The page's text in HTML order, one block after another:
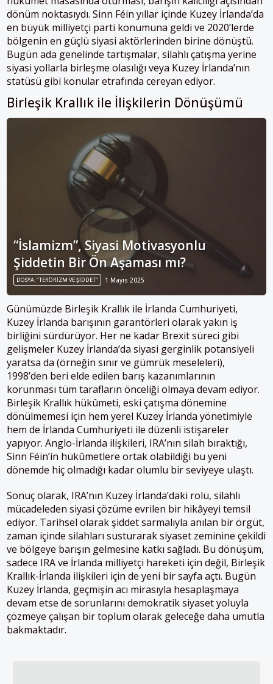
dönüm noktasıydı. Sinn Féin yıllar içinde Kuzey İrlanda’da
en büyük milliyetçi parti konumuna geldi ve 2020’lerde
bölgenin en güçlü siyasi aktörlerinden birine dönüştü.
Bugün ada genelinde tartışmalar, silahlı çatışma yerine
siyasi yollarla birleşme olasılığı veya Kuzey İrlanda’nın
statüsü gibi konular etrafında cereyan ediyor.
Birleşik Krallık ile İlişkilerin Dönüşümü
“İslamizm”, Siyasi Motivasyonlu
Şiddetin Bir Ön Aşaması mı?
DOSYA: "TERÖRIZM VE ŞIDDET" 1 Mayıs 2025
Günümüzde Birleşik Krallık ile İrlanda Cumhuriyeti,
Kuzey İrlanda barışının garantörleri olarak yakın iş
birliğini sürdürüyor. Her ne kadar Brexit süreci gibi
gelişmeler Kuzey İrlanda’da siyasi gerginlik potansiyeli
yaratsa da (örneğin sınır ve gümrük meseleleri),
1998’den beri elde edilen barış kazanımlarının
korunması tüm tarafların önceliği olmaya devam ediyor.
Birleşik Krallık hükûmeti, eski çatışma dönemine
dönülmemesi için hem yerel Kuzey İrlanda yönetimiyle
hem de İrlanda Cumhuriyeti ile düzenli istişareler
yapıyor. Anglo-İrlanda ilişkileri, IRA’nın silah bıraktığı,
Sinn Féin’in hükûmetlere ortak olabildiği bu yeni
dönemde hiç olmadığı kadar olumlu bir seviyeye ulaştı.
Sonuç olarak, IRA’nın Kuzey İrlanda’daki rolü, silahlı
mücadeleden siyasi çözüme evrilen bir hikâyeyi temsil
ediyor. Tarihsel olarak şiddet sarmalıyla anılan bir örgüt,
zaman içinde silahları susturarak siyaset zeminine çekildi
ve bölgeye barışın gelmesine katkı sağladı. Bu dönüşüm,
sadece IRA ve İrlanda milliyetçi hareketi için değil, Birleşik
Krallık-İrlanda ilişkileri için de yeni bir sayfa açtı. Bugün
Kuzey İrlanda, geçmişin acı mirasıyla hesaplaşmaya
devam etse de sorunlarını demokratik siyaset yoluyla
çözmeye çalışan bir toplum olarak geleceğe daha umutla
bakmaktadır.